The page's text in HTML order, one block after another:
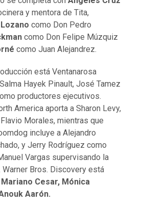
y mentora de Tita,
como Don Pedro
como Don Felipe Múzquiz
como Juan Alejandrez.
está Ventanarosa
Hayek Pinault, José Tamez
productores ejecutivos.
America aporta a Sharon Levy,
Morales, mientras que
incluye a Alejandro
y Jerry Rodríguez como
Vargas supervisando la
Bros. Discovery está
Mariano Cesar, Mónica
Aarón.